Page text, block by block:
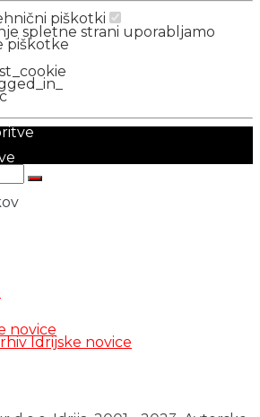
piškotki
spletne strani uporabljamo
piškotke
novice
Idrijske novice